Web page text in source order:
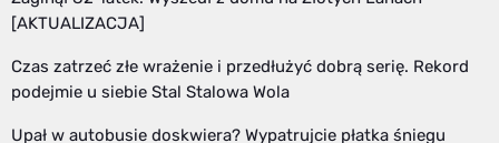
[AKTUALIZACJA]
Czas zatrzeć złe wrażenie i przedłużyć dobrą serię. Rekord
podejmie u siebie Stal Stalowa Wola
Upał w autobusie doskwiera? Wypatrujcie płatka śniegu